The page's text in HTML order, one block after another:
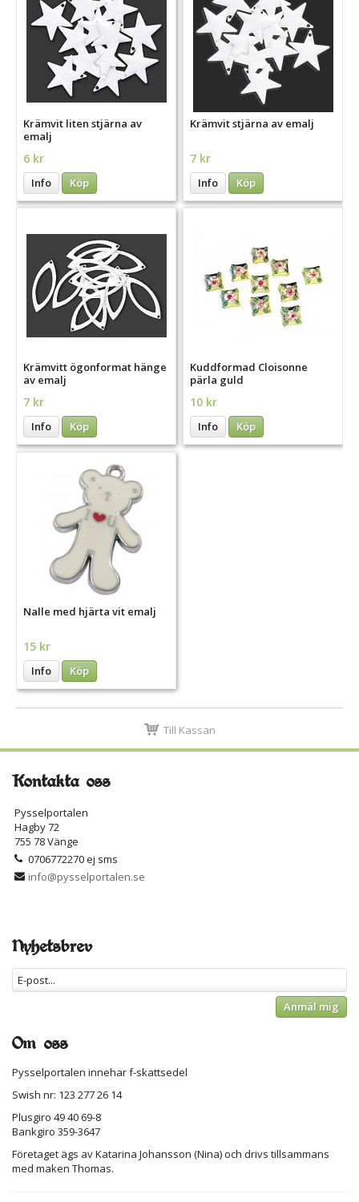
Krämvit liten stjärna av
emalj
6 kr
Info Köp
Krämvit stjärna av emalj
7 kr
Info Köp
Krämvitt ögonformat hänge
av emalj
7 kr
Info Köp
Kuddformad Cloisonne
pärla guld
10 kr
Info Köp
Nalle med hjärta vit emalj
15 kr
Info Köp
Till Kassan
Kontakta oss
Pysselportalen
Hagby 72
755 78 Vänge
0706772270 ej sms
info@pysselportalen.se
Nyhetsbrev
Anmäl mig
Om oss
Pysselportalen innehar f-skattsedel
Swish nr: 123 277 26 14
Plusgiro 49 40 69-8
Bankgiro 359-3647
Företaget ägs av Katarina Johansson (Nina) och drivs tillsammans
med maken Thomas.